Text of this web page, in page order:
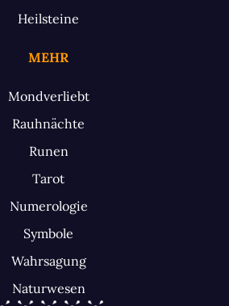
Heilsteine
MEHR
Mondverliebt
Rauhnächte
Runen
Tarot
Numerologie
Symbole
Wahrsagung
Naturwesen